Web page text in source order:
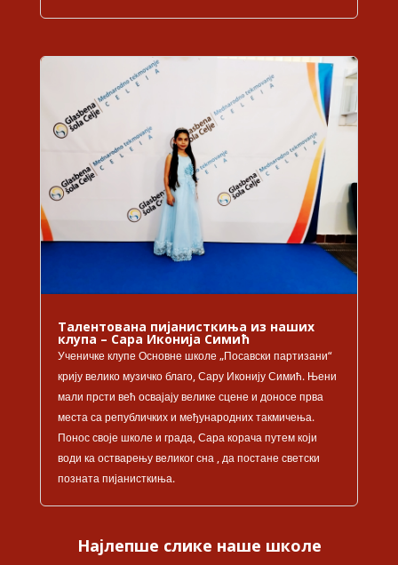
Талентована пијанисткиња из наших
клупа – Сара Иконија Симић
Ученичке клупе Основне школе „Посавски партизани“
крију велико музичко благо, Сару Иконију Симић. Њени
мали прсти већ освајају велике сцене и доносе прва
места са републичких и међународних такмичења.
Понос своје школе и града, Сара корача путем који
води ка остварењу великог сна , да постане светски
позната пијанисткиња.
Најлепше слике наше школе